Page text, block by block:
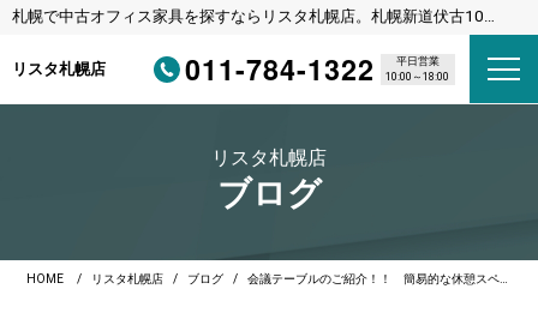
札幌で中古オフィス家具を探すならリスタ札幌店。札幌新道伏古10
リスタ札幌店
011-784-1322
平日営業
10:00～18:00
リスタ札幌店
ブログ
HOME リスタ札幌店 ブログ 会議テーブルのご紹介！！ 簡易的な休憩スペースにもご利用いただけます！！